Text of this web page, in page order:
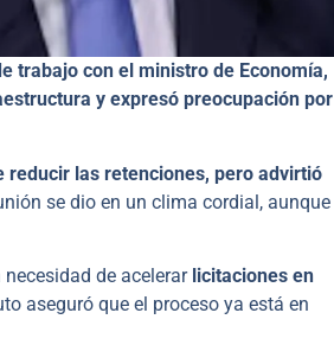
trabajo con el ministro de Economía,
y expresó preocupación por
reducir las retenciones, pero advirtió
se dio en un clima cordial, aunque
de acelerar licitaciones en
aseguró que el proceso ya está en